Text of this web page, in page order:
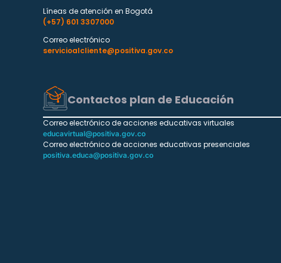
Líneas de atención en Bogotá
(+57) 601 3307000
Correo electrónico
servicioalcliente@positiva.gov.co
Contactos plan de Educación
Correo electrónico de acciones educativas virtuales
educavirtual@positiva.gov.co
Correo electrónico de acciones educativas presenciales
positiva.educa@positiva.gov.co